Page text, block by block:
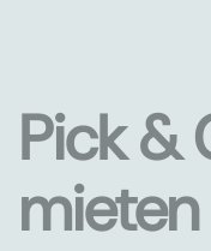
Pick &